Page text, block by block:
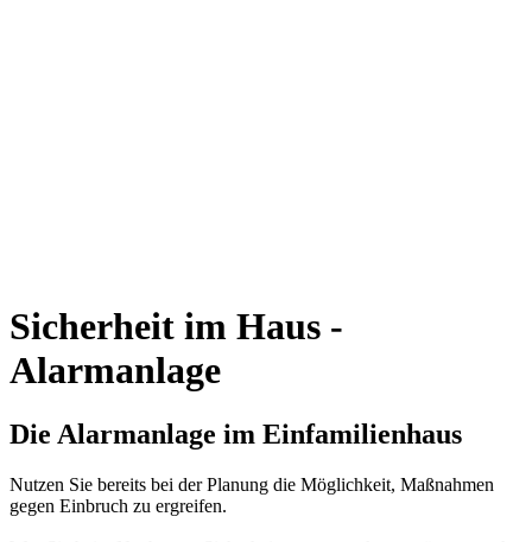
Sicherheit im Haus -
Alarmanlage
Die Alarmanlage im Einfamilienhaus
Nutzen Sie bereits bei der Planung die Möglichkeit, Maßnahmen
gegen Einbruch zu ergreifen.